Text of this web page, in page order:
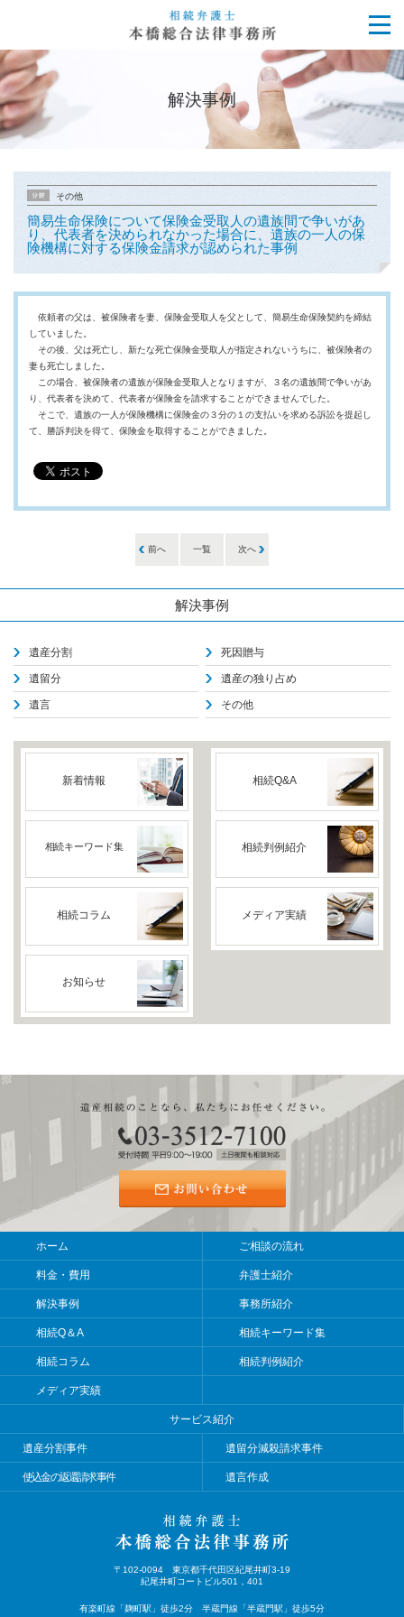
解決事例
その他
簡易生命保険について保険金受取人の遺族間で争いがあ
り、代表者を決められなかった場合に、遺族の一人の保
険機構に対する保険金請求が認められた事例
依頼者の父は、被保険者を妻、保険金受取人を父として、簡易生命保険契約を締結
していました。
その後、父は死亡し、新たな死亡保険金受取人が指定されないうちに、被保険者の
妻も死亡しました。
この場合、被保険者の遺族が保険金受取人となりますが、３名の遺族間で争いがあ
り、代表者を決めて、代表者が保険金を請求することができませんでした。
そこで、遺族の一人が保険機構に保険金の３分の１の支払いを求める訴訟を提起し
て、勝訴判決を得て、保険金を取得することができました。
前へ 一覧 次へ
解決事例
遺産分割 死因贈与
遺留分 遺産の独り占め
遺言 その他
新着情報 相続Q&A
相続キーワード集 相続判例紹介
相続コラム メディア実績
お知らせ
ホーム ご相談の流れ
料金・費用 弁護士紹介
解決事例 事務所紹介
相続Q＆A 相続キーワード集
相続コラム 相続判例紹介
メディア実績
サービス紹介
遺産分割事件 遺留分減殺請求事件
使込金の返還請求事件 遺言作成
〒102-0094 東京都千代田区紀尾井町3-19
紀尾井町コートビル501，401
有楽町線「麹町駅」徒歩2分 半蔵門線「半蔵門駅」徒歩5分